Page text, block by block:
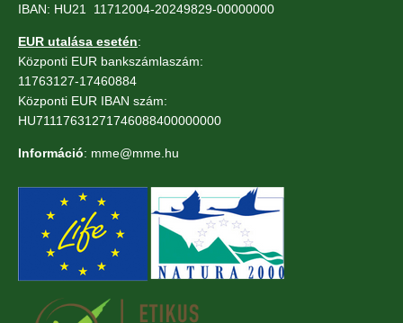
IBAN: HU21 11712004-20249829-00000000
EUR utalása esetén:
Központi EUR bankszámlaszám:
11763127-17460884
Központi EUR IBAN szám:
HU71117631271746088400000000
Információ: mme@mme.hu